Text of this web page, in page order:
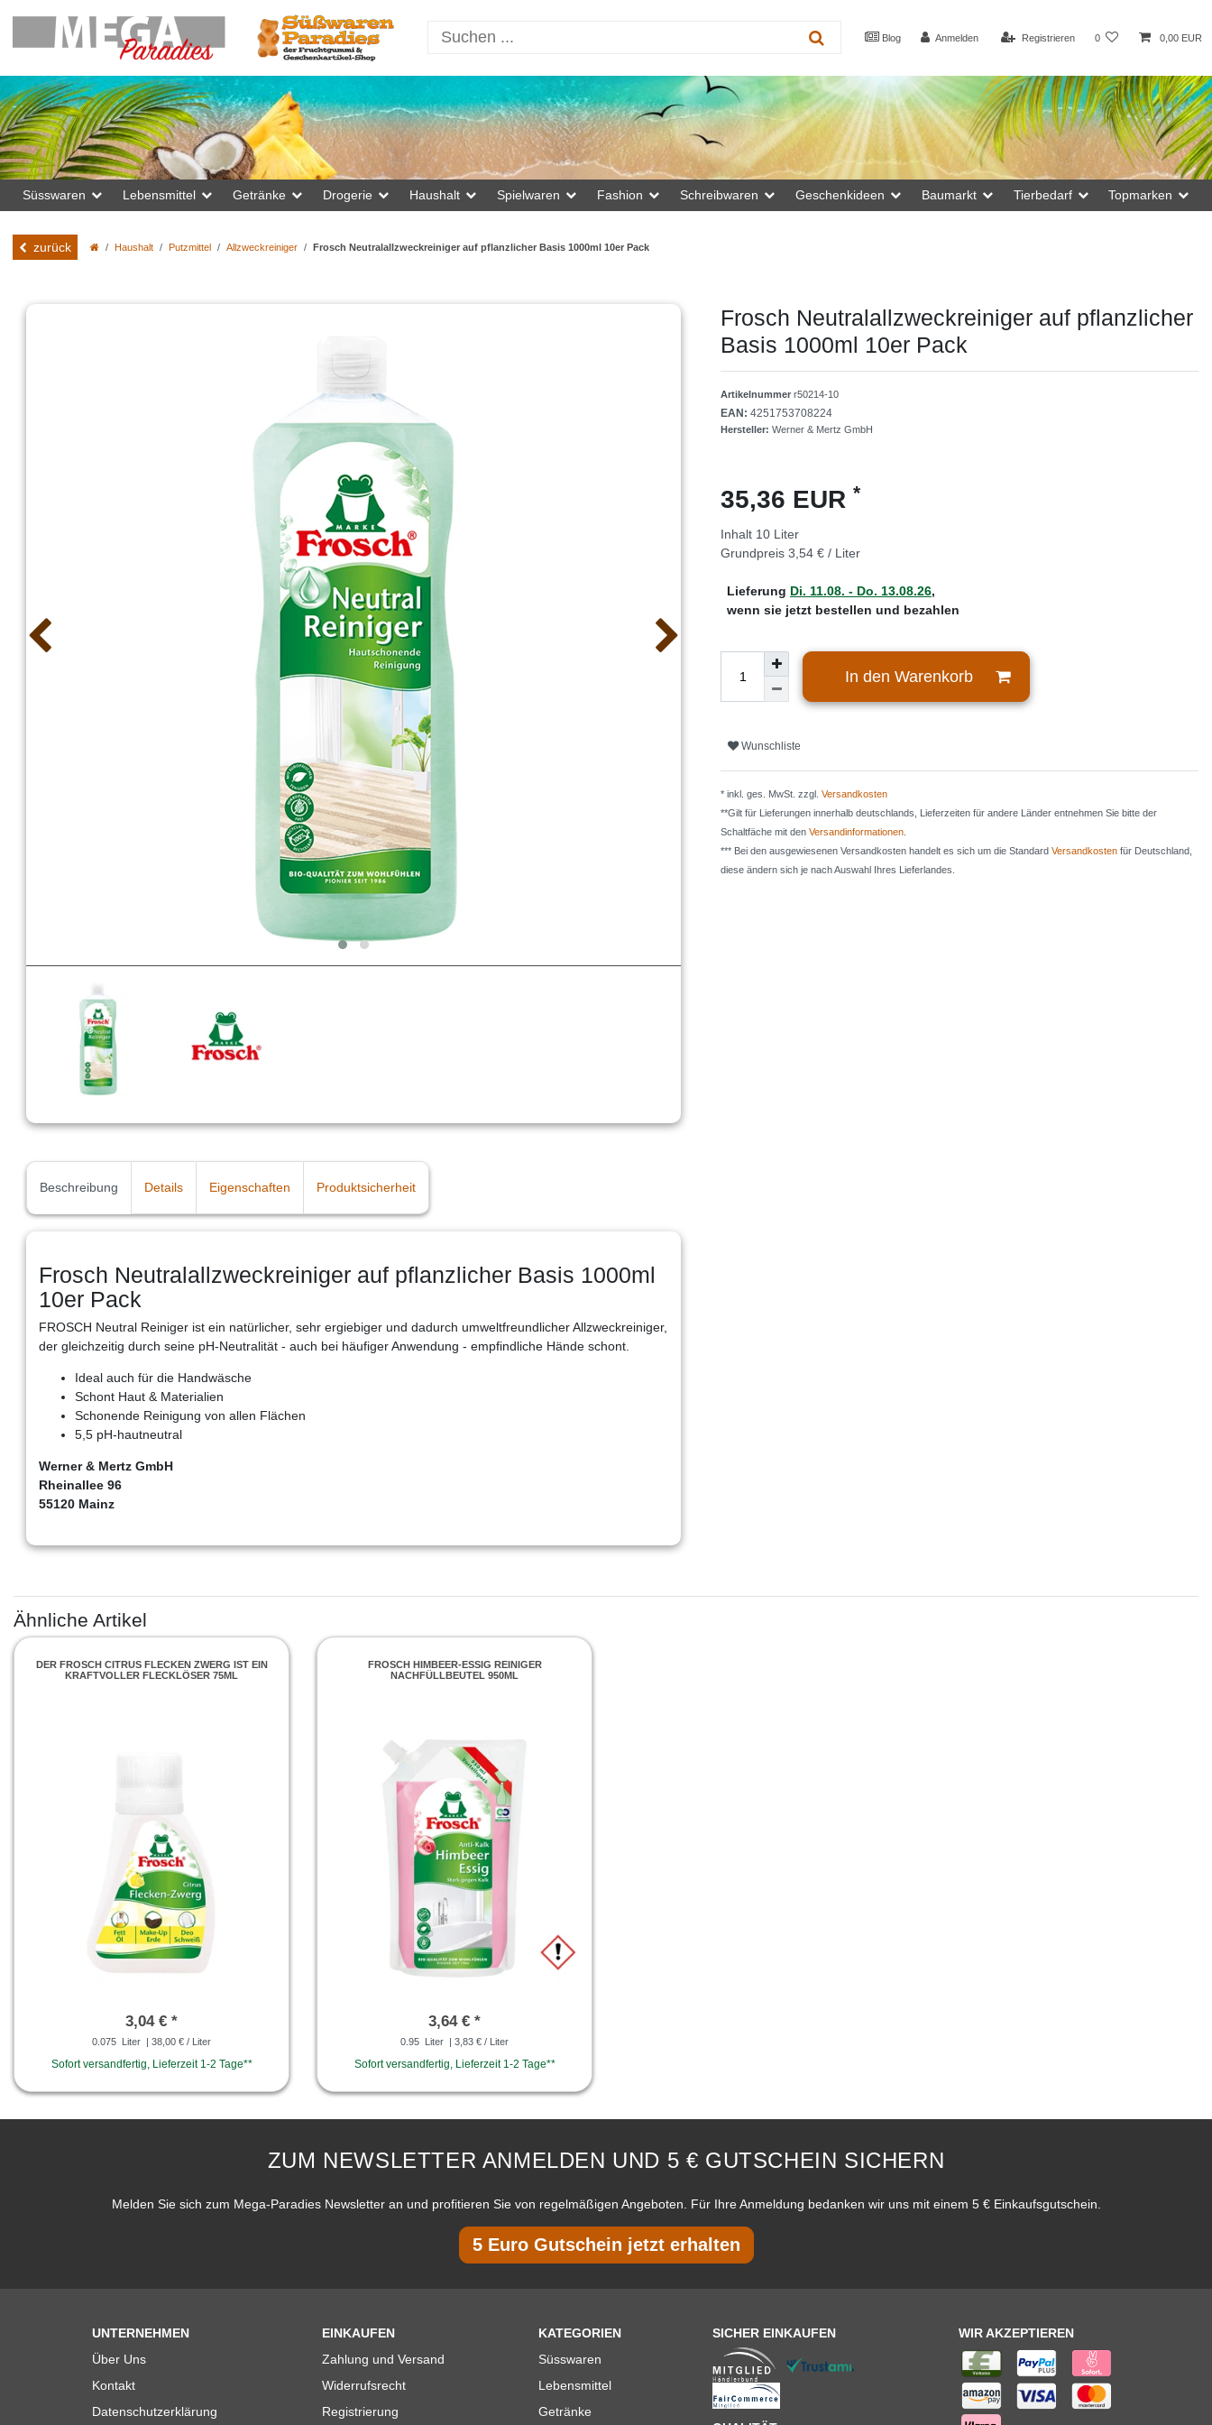
Blog Anmelden Registrieren 0 0,00 EUR
Süsswaren Lebensmittel Getränke Drogerie Haushalt Spielwaren Fashion Schreibwaren Geschenkideen Baumarkt Tierbedarf Topmarken
zurück Haushalt Putzmittel Allzweckreiniger Frosch Neutralallzweckreiniger auf pflanzlicher Basis 1000ml 10er Pack
Frosch Neutralallzweckreiniger auf pflanzlicher
Basis 1000ml 10er Pack
Artikelnummer r50214-10
EAN: 4251753708224
Hersteller: Werner & Mertz GmbH
35,36 EUR *
Inhalt 10 Liter
Grundpreis 3,54 € / Liter
Lieferung Di. 11.08. - Do. 13.08.26,
wenn sie jetzt bestellen und bezahlen
In den Warenkorb
Wunschliste
* inkl. ges. MwSt. zzgl. Versandkosten
**Gilt für Lieferungen innerhalb deutschlands, Lieferzeiten für andere Länder entnehmen Sie bitte der
Schaltfäche mit den Versandinformationen
*** Bei den ausgewiesenen Versandkosten handelt es sich um die Standard Versandkosten für Deutschland,
diese ändern sich je nach Auswahl Ihres Lieferlandes.
Beschreibung Details Eigenschaften Produktsicherheit
Frosch Neutralallzweckreiniger auf pflanzlicher Basis 1000ml
10er Pack
FROSCH Neutral Reiniger ist ein natürlicher, sehr ergiebiger und dadurch umweltfreundlicher Allzweckreiniger,
der gleichzeitig durch seine pH-Neutralität - auch bei häufiger Anwendung - empfindliche Hände schont.
Ideal auch für die Handwäsche
Schont Haut & Materialien
Schonende Reinigung von allen Flächen
5,5 pH-hautneutral
Werner & Mertz GmbH
Rheinallee 96
55120 Mainz
Ähnliche Artikel
DER FROSCH CITRUS FLECKEN ZWERG IST EIN
KRAFTVOLLER FLECKLÖSER 75ML
3,04 € *
0.075 Liter | 38,00 € / Liter
Sofort versandfertig, Lieferzeit 1-2 Tage**
FROSCH HIMBEER-ESSIG REINIGER
NACHFÜLLBEUTEL 950ML
3,64 € *
0.95 Liter | 3,83 € / Liter
Sofort versandfertig, Lieferzeit 1-2 Tage**
ZUM NEWSLETTER ANMELDEN UND 5 € GUTSCHEIN SICHERN
Melden Sie sich zum Mega-Paradies Newsletter an und profitieren Sie von regelmäßigen Angeboten. Für Ihre Anmeldung bedanken wir uns mit einem 5 € Einkaufsgutschein.
5 Euro Gutschein jetzt erhalten
UNTERNEHMEN
Über Uns
Kontakt
Datenschutzerklärung
EINKAUFEN
Zahlung und Versand
Widerrufsrecht
Registrierung
KATEGORIEN
Süsswaren
Lebensmittel
Getränke
SICHER EINKAUFEN WIR AKZEPTIEREN